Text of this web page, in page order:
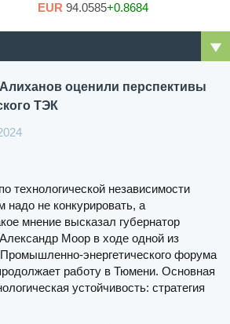
EUR 94.0585+0.8684
оценили перспективы
ТЭК
технологической независимости
надо не конкурировать, а
мнение высказал губернатор
Моор в ходе одной из
энергетического форума
работу в Тюмени. Основная
устойчивость: стратегия